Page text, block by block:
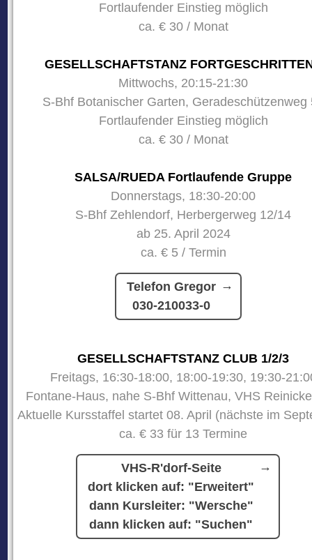
Fortlaufender Einstieg möglich
ca. € 30 / Monat
GESELLSCHAFTSTANZ
Mittwochs, 20:15-21:30
S-Bhf Botanischer Garten, Geradeschützenweg
Fortlaufender Einstieg möglich
ca. € 30 / Monat
SALSA/RUEDA Fortlaufende Gruppe
Donnerstags, 18:30-20:00
S-Bhf Zehlendorf, Herbergerweg 12/14
ab 25. April 2024
ca. € 5 / Termin
Telefon Gregor
030-210033-0
GESELLSCHAFTSTANZ CLUB 1/2/3
Freitags, 16:30-18:00, 18:00-19:30, 19:30-
Fontane-Haus, nahe S-Bhf Wittenau, VHS
Aktuelle Kursstaffel startet 08. April (nächste im
ca. € 33 für 13 Termine
VHS-R'dorf-Seite
dort klicken auf: "Erweitert"
dann Kursleiter: "Wersche"
dann klicken auf: "Suchen"